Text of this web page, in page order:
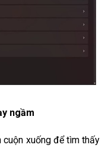
ngầm
xuống để tìm thấy